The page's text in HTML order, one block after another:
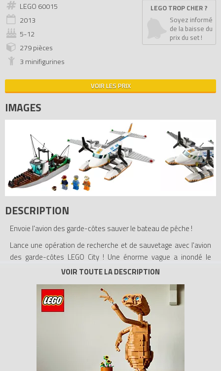
LEGO 60015
2013
5-12
279 pièces
3 minifigurines
LEGO TROP CHER ?
Soyez informé
de la baisse du
prix du set !
VOIR LES PRIX
IMAGES
DESCRIPTION
Envoie l'avion des garde-côtes sauver le bateau de pêche !
Lance une opération de recherche et de sauvetage avec l'avion
des garde-côtes LEGO City ! Une énorme vague a inondé le
bateau de pêche ! Localise-le vite avec l'avion des garde-côtes !
seaux jusqu'à l'arrivée des sauveteurs. Effectue un amerrissage
en douceur et hisse les pêcheurs à bord avant que le bateau ne
- Comprend 3 figurines : un pilote des garde-côtes et 2 pêcheurs
- Comprend des flotteurs et une double-hélice
- Le bateau de pêche comprend un moteur, 2 cannes à pêche,
une boîte de rangement, un extincteur et des outils